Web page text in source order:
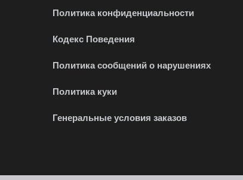
Политика конфиденциальности
Кодекс Поведения
Политика сообщений о нарушениях
Политика куки
Генеральные условия заказов